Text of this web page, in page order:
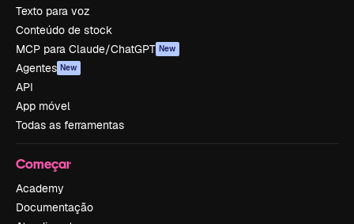
Texto para voz
Conteúdo de stock
MCP para Claude/ChatGPT New
Agentes New
API
App móvel
Todas as ferramentas
Começar
Academy
Documentação